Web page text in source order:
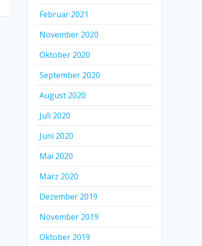
Februar 2021
November 2020
Oktober 2020
September 2020
August 2020
Juli 2020
Juni 2020
Mai 2020
März 2020
Dezember 2019
November 2019
Oktober 2019